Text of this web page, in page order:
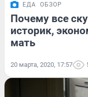
ЕДА ОБЗОР
Почему все
историк,
мать
20 марта, 2020, 17:57